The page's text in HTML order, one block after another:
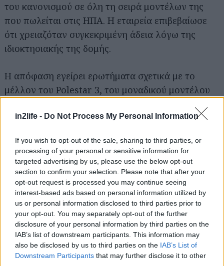
in2life - Do Not Process My Personal Information
If you wish to opt-out of the sale, sharing to third parties, or
processing of your personal or sensitive information for
targeted advertising by us, please use the below opt-out
section to confirm your selection. Please note that after your
opt-out request is processed you may continue seeing
interest-based ads based on personal information utilized by
us or personal information disclosed to third parties prior to
your opt-out. You may separately opt-out of the further
disclosure of your personal information by third parties on the
IAB’s list of downstream participants. This information may
also be disclosed by us to third parties on the IAB’s List of
Downstream Participants that may further disclose it to other
του κανονισμού σε όλη τη σειρά μοντέλων της
που πωλείται στις ΗΠΑ. Η εταιρεία επιβεβαίωσε
ότι χρειαζόταν συγκεκριμένη άδεια λόγω της
ιδιοκτησιακής της δομής.
Η απόφαση εγείρει ερωτήματα σχετικά με το
μέλλον του Polestar 3, του μοναδικού μοντέλου
τα αυτοκίνητα της Polestar - δήλωσε τον Μάρτιο
ότι θα ενοποιήσει την παραγωγή του Polestar 3
στο εργοστάσιό της στη Νότια Καρολίνα, αντί να
κατασκευάζει το μοντέλο και στο Τσενγκντού της
Κίνας.
Ένας εκπρόσωπος της Volvo δήλωσε στο Reuters
ότι η παραγωγή στην Κίνα δεν έχει ακόμη
σταματήσει. Η Volvo δήλωσε ότι είναι πολύ νωρίς